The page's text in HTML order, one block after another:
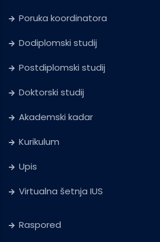
Poruka koordinatora
Dodiplomski studij
Postdiplomski studij
Doktorski studij
Akademski kadar
Kurikulum
Upis
Virtualna šetnja IUS
Raspored